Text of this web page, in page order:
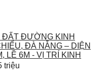
ĐẤT ĐƯỜNG KINH
ĐÀ NẴNG – DIỆN
LỀ 6M - VỊ TRÍ KINH
triệu